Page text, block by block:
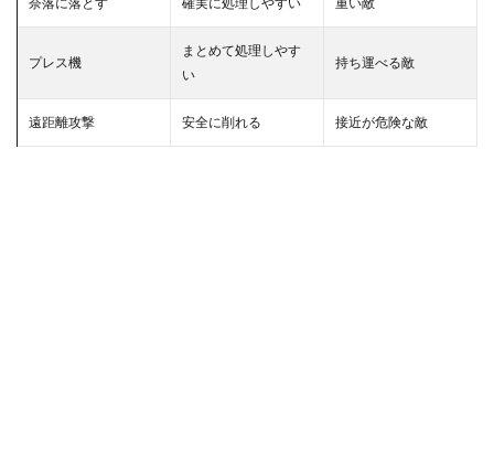
プレス機
まとめて処理しやす
い
持ち運べる敵
遠距離攻撃 安全に削れる 接近が危険な敵